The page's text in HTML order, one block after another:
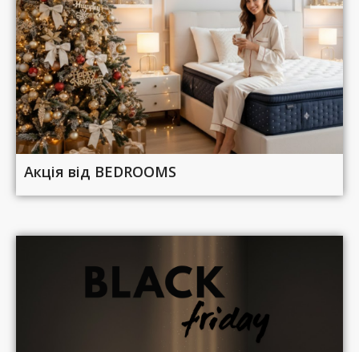
Акція від BEDROOMS